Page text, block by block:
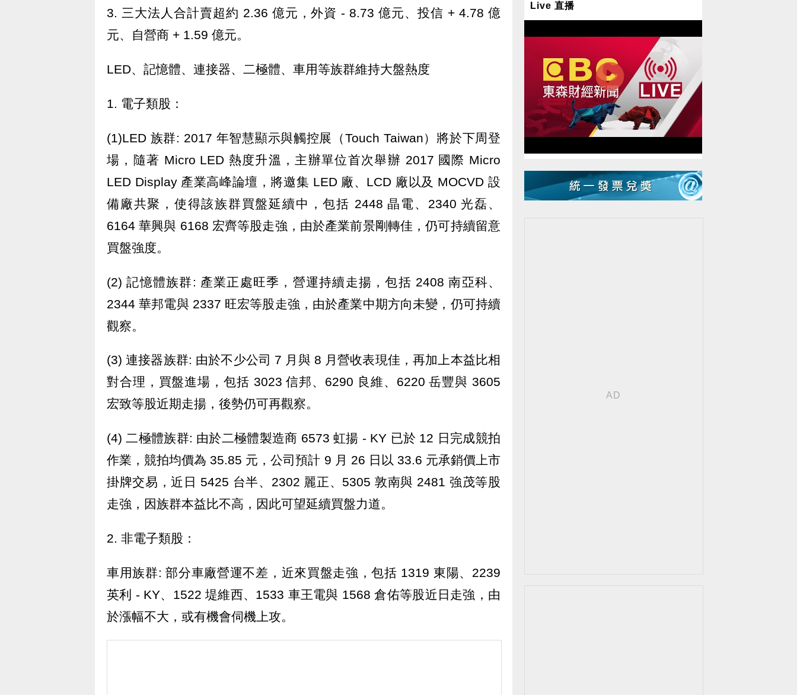
3. 三大法人合計賣超約 2.36 億元，外資 - 8.73 億元、投信 + 4.78 億
元、自營商 + 1.59 億元。
LED、記憶體、連接器、二極體、車用等族群維持大盤熱度
1. 電子類股：
(1)LED 族群: 2017 年智慧顯示與觸控展（Touch Taiwan）將於下周登
場，隨著 Micro LED 熱度升溫，主辦單位首次舉辦 2017 國際 Micro
LED Display 產業高峰論壇，將邀集 LED 廠、LCD 廠以及 MOCVD 設
備廠共聚，使得該族群買盤延續中，包括 2448 晶電、2340 光磊、
6164 華興與 6168 宏齊等股走強，由於產業前景剛轉佳，仍可持續留意
買盤強度。
(2) 記憶體族群: 產業正處旺季，營運持續走揚，包括 2408 南亞科、
2344 華邦電與 2337 旺宏等股走強，由於產業中期方向未變，仍可持續
觀察。
(3) 連接器族群: 由於不少公司 7 月與 8 月營收表現佳，再加上本益比相
對合理，買盤進場，包括 3023 信邦、6290 良維、6220 岳豐與 3605
宏致等股近期走揚，後勢仍可再觀察。
(4) 二極體族群: 由於二極體製造商 6573 虹揚 - KY 已於 12 日完成競拍
作業，競拍均價為 35.85 元，公司預計 9 月 26 日以 33.6 元承銷價上市
掛牌交易，近日 5425 台半、2302 麗正、5305 敦南與 2481 強茂等股
走強，因族群本益比不高，因此可望延續買盤力道。
2. 非電子類股：
車用族群: 部分車廠營運不差，近來買盤走強，包括 1319 東陽、2239
英利 - KY、1522 堤維西、1533 車王電與 1568 倉佑等股近日走強，由
於漲幅不大，或有機會伺機上攻。
Live 直播